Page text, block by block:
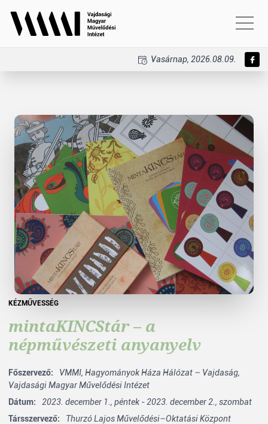
Vasárnap, 2026.08.09.
KÉZMŰVESSÉG
mintaKINCStár – a
népművészeti anyanyelv
Főszervező: VMMI, Hagyományok Háza Hálózat – Vajdaság,
Vajdasági Magyar Művelődési Intézet
Dátum:
2023. december 1., péntek - 2023. december 2., szombat
Társszervező:
Thurzó Lajos Művelődési–Oktatási Központ